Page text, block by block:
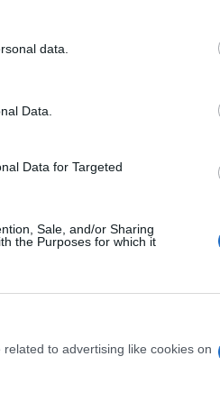
data.
Data.
Data for Targeted
Sale, and/or Sharing
the Purposes for which it
to advertising like cookies on
προϋποθέσεις: